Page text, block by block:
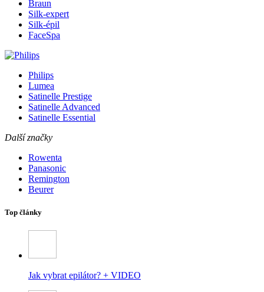
Braun
Silk-expert
Silk-épil
FaceSpa
Philips
Lumea
Satinelle Prestige
Satinelle Advanced
Satinelle Essential
Další značky
Rowenta
Panasonic
Remington
Beurer
Top články
Jak vybrat epilátor? + VIDEO